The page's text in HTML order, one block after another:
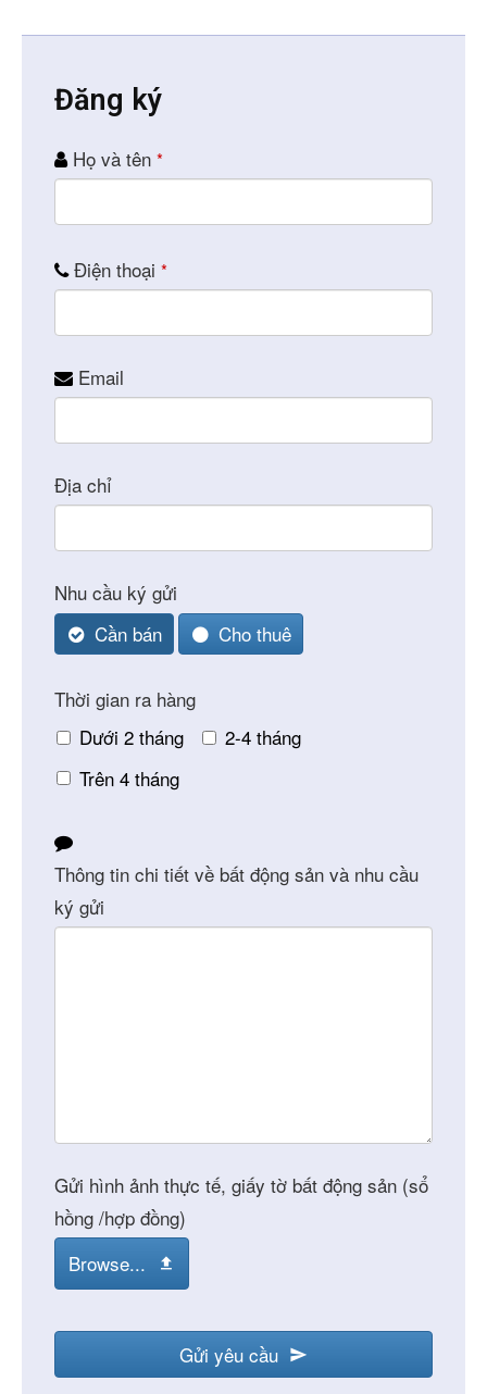
Đăng ký
Họ và tên *
Điện thoại *
Email
Địa chỉ
Nhu cầu ký gửi
Cần bán
Cho thuê
Contact
Email *
Thời gian ra hàng
Dưới 2 tháng
2-4 tháng
Trên 4 tháng
Thông tin chi tiết về bất động sản và nhu cầu
ký gửi
Gửi hình ảnh thực tế, giấy tờ bất động sản (sổ
hồng /hợp đồng)
Browse...
Gửi yêu cầu